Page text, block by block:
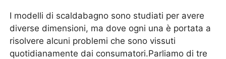
I modelli di scaldabagno sono studiati per avere
diverse dimensioni, ma dove ogni una è portata a
risolvere alcuni problemi che sono vissuti
quotidianamente dai consumatori.Parliamo di tre